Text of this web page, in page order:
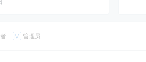
M 管理员